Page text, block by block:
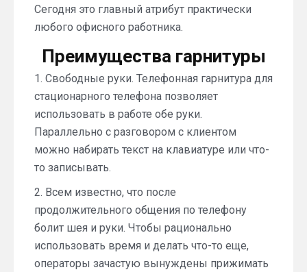
Сегодня это главный атрибут практически
любого офисного работника.
Преимущества гарнитуры
1. Свободные руки. Телефонная гарнитура для
стационарного телефона позволяет
использовать в работе обе руки.
Параллельно с разговором с клиентом
можно набирать текст на клавиатуре или что-
то записывать.
2. Всем известно, что после
продолжительного общения по телефону
болит шея и руки. Чтобы рационально
использовать время и делать что-то еще,
операторы зачастую вынуждены прижимать